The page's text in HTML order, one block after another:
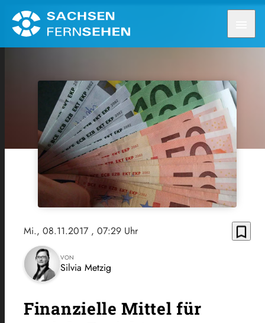
Mi., 08.11.2017 , 07:29 Uhr bookmark_border
VON
Silvia Metzig
Finanzielle Mittel für